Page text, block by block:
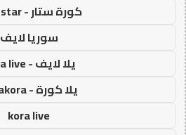
كورة ستار - kora star
سوريا لايف
يلا لايف - yalla live
يلا كورة - yallakora
kora live